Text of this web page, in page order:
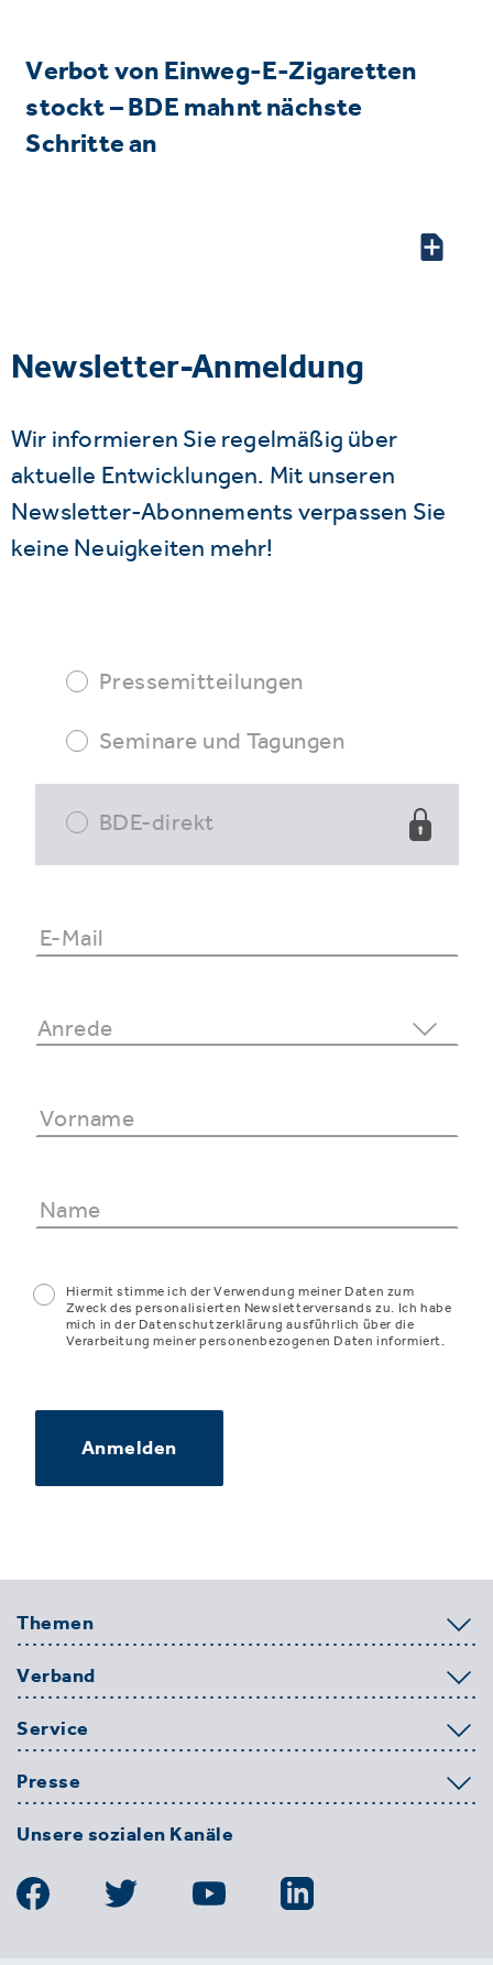
Verbot von Einweg-E-Zigaretten
stockt – BDE mahnt nächste
Schritte an
Newsletter-Anmeldung
Wir informieren Sie regelmäßig über
aktuelle Entwicklungen. Mit unseren
Newsletter-Abonnements verpassen Sie
keine Neuigkeiten mehr!
Pressemitteilungen
Seminare und Tagungen
BDE-direkt
Hiermit stimme ich der Verwendung meiner Daten zum
Zweck des personalisierten Newsletterversands zu. Ich habe
mich in der Datenschutzerklärung ausführlich über die
Verarbeitung meiner personenbezogenen Daten informiert.
Anmelden
Themen
Verband
Service
Presse
Unsere sozialen Kanäle